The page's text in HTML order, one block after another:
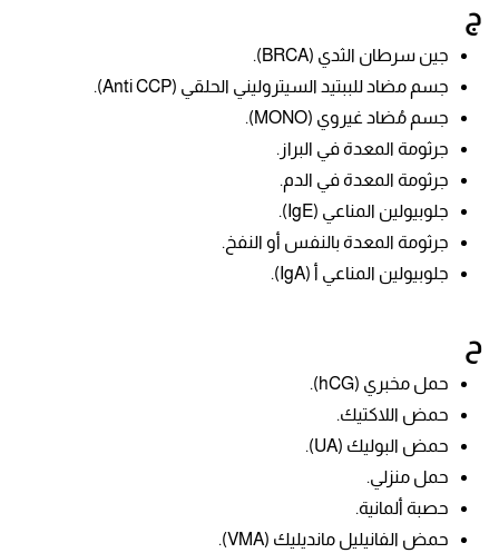
ج
جين سرطان الثدي (BRCA).
جسم مضاد للببتيد السيتروليني الحلقي (Anti CCP).
جسم مُضاد غيروي (MONO).
جرثومة المعدة في البراز.
جرثومة المعدة في الدم.
جلوبيولين المناعي (IgE).
جرثومة المعدة بالنفس أو النفخ.
جلوبيولين المناعي أ (IgA).
ح
حمل مخبري (hCG).
حمض اللاكتيك.
حمض البوليك (UA).
حمل منزلي.
حصبة ألمانية.
حمض الفانيليل مانديليك (VMA).